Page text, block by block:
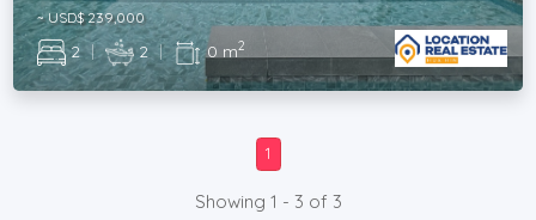
~ USD$ 239,000
2 | 2 | 0 m2
1
Showing 1 - 3 of 3